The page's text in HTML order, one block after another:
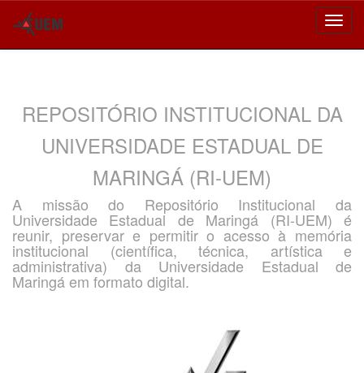
REPOSITÓRIO INSTITUCIONAL DA
UNIVERSIDADE ESTADUAL DE
MARINGÁ (RI-UEM)
A missão do Repositório Institucional da
Universidade Estadual de Maringá (RI-UEM) é
reunir, preservar e permitir o acesso à memória
institucional (científica, técnica, artística e
administrativa) da Universidade Estadual de
Maringá em formato digital.